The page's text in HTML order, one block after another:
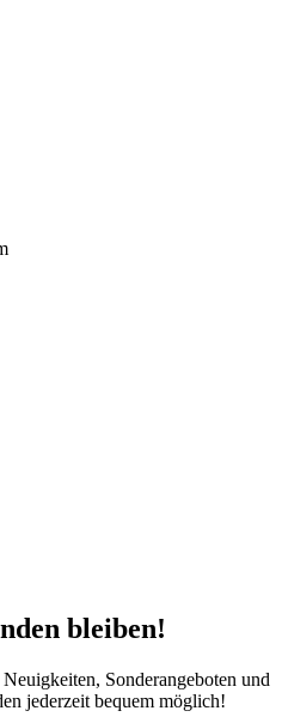
bleiben!
Sonderangeboten und
jederzeit bequem möglich!